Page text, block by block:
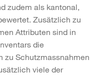
zudem als kantonal,
Zusätzlich zu
Attributen sind in
die
zu Schutzmassnahmen
viele der